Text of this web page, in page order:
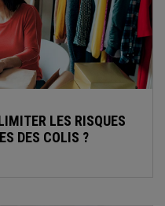
LES RISQUES
DES COLIS ?